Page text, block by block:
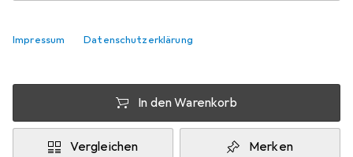
Impressum Datenschutzerklärung
In den Warenkorb
Vergleichen Merken